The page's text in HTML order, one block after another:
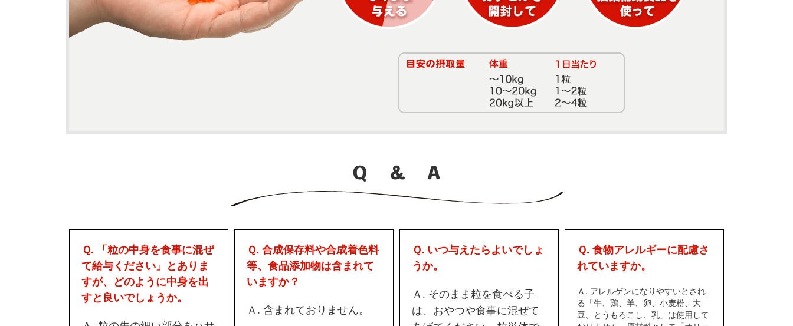
Ｑ. 「粒の中身を食事に混ぜ
て給与ください」とありま
すが、どのように中身を出
すと良いでしょうか。
Ｑ. 合成保存料や合成着色料
等、食品添加物は含まれて
いますか？
Ａ. 含まれておりません。
Ｑ. いつ与えたらよいでしょ
うか。
Ａ. そのまま粒を食べる子
は、おやつや食事に混ぜて
Ｑ. 食物アレルギーに配慮さ
れていますか。
Ａ. アレルゲンになりやすいとされ
る「牛、鶏、羊、卵、小麦粉、大
豆、とうもろこし、乳」は使用して